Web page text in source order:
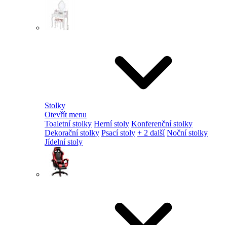
Stolky
Otevřít menu
Toaletní stolky Herní stoly Konferenční stolky
Dekorační stolky Psací stoly + 2 další Noční stolky
Jídelní stoly